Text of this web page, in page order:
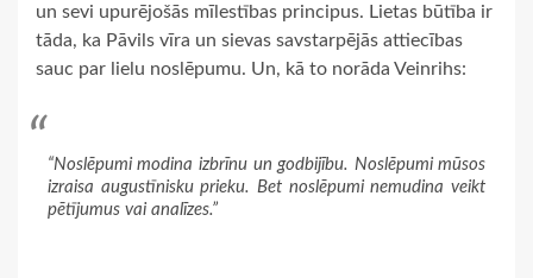
un sevi upurējošās mīlestības principus. Lietas būtība ir
tāda, ka Pāvils vīra un sievas savstarpējās attiecības
sauc par lielu noslēpumu. Un, kā to norāda Veinrihs:
“Noslēpumi modina izbrīnu un godbijību. Noslēpumi mūsos
izraisa augustīnisku prieku. Bet noslēpumi nemudina veikt
pētījumus vai analīzes.”